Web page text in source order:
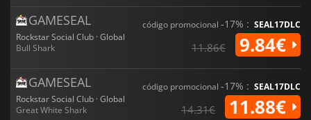
GAMESEAL
Rockstar Social Club · Global
Bull Shark
código promocional -17% : SEAL17DLC
11.86€ 9.84€
GAMESEAL
Rockstar Social Club · Global
Great White Shark
código promocional -17% : SEAL17DLC
14.31€ 11.88€